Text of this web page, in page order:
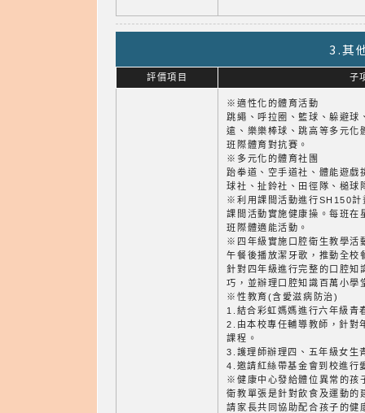
3.其
評價項目 子
※適性化的體育活動
跳繩、呼拉圈、籃球、躲避球
遠、樂樂棒球、跳高等多元化
班際體育對抗賽。
※多元化的體育社團
跆拳道、空手道社、體能遊戲
球社、扯鈴社、田徑隊、槌球
※利用課間活動進行SH150計
課間活動實施健康操。每班
班際體適能活動。
※四年級實施口腔衛生教學活
午餐後播放潔牙歌，推動全校
針對四年級進行完整的口腔知
巧，並辦理口腔知識百萬小學
※性教育(含愛滋病防治)
1.結合彩虹媽媽進行六年級青
2.由本校專任輔導教師，針對
課程。
3.護理師辦理四、五年級女生
4.邀請紅絲帶基金會到校進行
※健康中心發給體位異常的孩
衛教單張是針對飲食及運動的
請家長共同協助配合孩子的健